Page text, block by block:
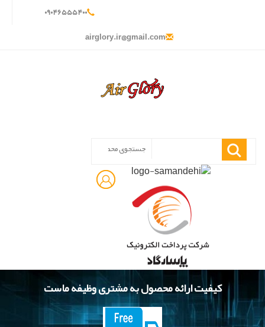
۰۹۰۴۶۵۵۵۴۰۰
airglory.ir@gmail.com
کیفیت ارائه محصول به مشتری وظیفه ماست